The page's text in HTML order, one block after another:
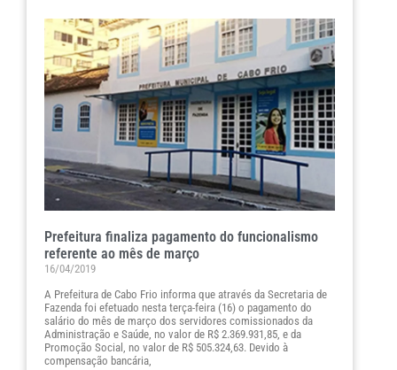
Prefeitura finaliza pagamento do funcionalismo
referente ao mês de março
16/04/2019
A Prefeitura de Cabo Frio informa que através da Secretaria de
Fazenda foi efetuado nesta terça-feira (16) o pagamento do
salário do mês de março dos servidores comissionados da
Administração e Saúde, no valor de R$ 2.369.931,85, e da
Promoção Social, no valor de R$ 505.324,63. Devido à
compensação bancária,